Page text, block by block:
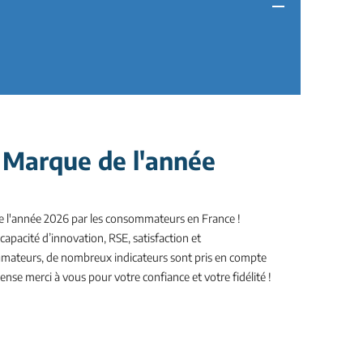
de l'année
l'année 2026 par les consommateurs en France !
d’innovation, RSE, satisfaction et
de nombreux indicateurs sont pris en compte
merci à vous pour votre confiance et votre fidélité !